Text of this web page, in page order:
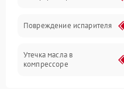
Повреждение испарителя
Утечка масла в
компрессоре